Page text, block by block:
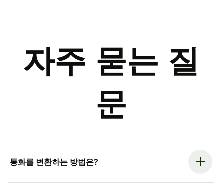
자주 묻는 질
문
통화를 변환하는 방법은?